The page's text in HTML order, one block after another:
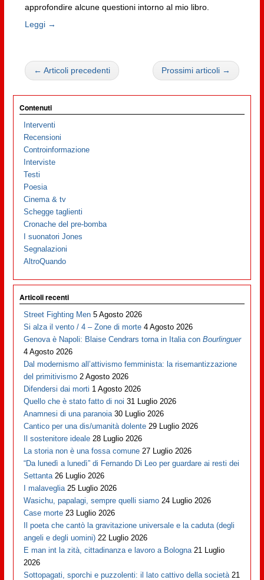
approfondire alcune questioni intorno al mio libro.
Leggi →
← Articoli precedenti Prossimi articoli →
Contenuti
Interventi
Recensioni
Controinformazione
Interviste
Testi
Poesia
Cinema & tv
Schegge taglienti
Cronache del pre-bomba
I suonatori Jones
Segnalazioni
AltroQuando
Articoli recenti
Street Fighting Men 5 Agosto 2026
Si alza il vento / 4 – Zone di morte 4 Agosto 2026
Genova è Napoli: Blaise Cendrars torna in Italia conBourlinguer
4 Agosto 2026
Dal modernismo all’attivismo femminista: la risemantizzazione
del primitivismo 2 Agosto 2026
Difendersi dai morti 1 Agosto 2026
Quello che è stato fatto di noi 31 Luglio 2026
Anamnesi di una paranoia 30 Luglio 2026
Cantico per una dis/umanità dolente 29 Luglio 2026
Il sostenitore ideale 28 Luglio 2026
La storia non è una fossa comune 27 Luglio 2026
“Da lunedì a lunedì” di Fernando Di Leo per guardare ai resti dei
Settanta 26 Luglio 2026
I malaveglia 25 Luglio 2026
Wasichu, papalagi, sempre quelli siamo 24 Luglio 2026
Case morte 23 Luglio 2026
Il poeta che cantò la gravitazione universale e la caduta (degli
angeli e degli uomini) 22 Luglio 2026
E man int la zità, cittadinanza e lavoro a Bologna 21 Luglio
2026
Sottopagati, sporchi e puzzolenti: il lato cattivo della società 21